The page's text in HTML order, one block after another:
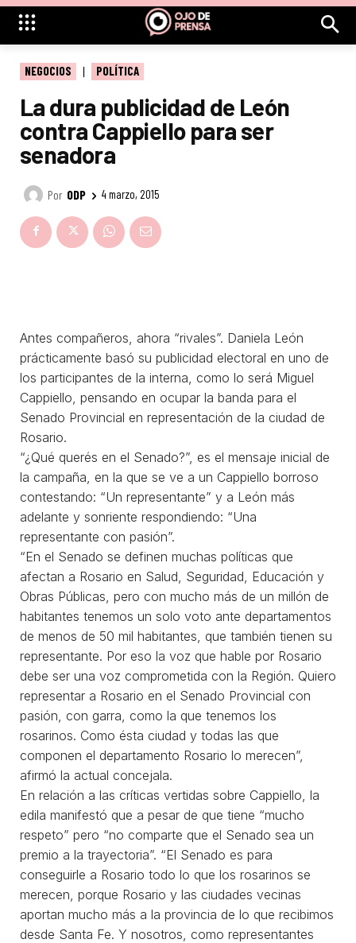
NEGOCIOS POLÍTICA
La dura publicidad de León
contra Cappiello para ser
senadora
Por ODP 4 marzo, 2015
Antes compañeros, ahora “rivales”. Daniela León
prácticamente basó su publicidad electoral en uno de
los participantes de la interna, como lo será Miguel
Cappiello, pensando en ocupar la banda para el
Senado Provincial en representación de la ciudad de
Rosario.
“¿Qué querés en el Senado?”, es el mensaje inicial de
la campaña, en la que se ve a un Cappiello borroso
contestando: “Un representante” y a León más
adelante y sonriente respondiendo: “Una
representante con pasión”.
“En el Senado se definen muchas políticas que
afectan a Rosario en Salud, Seguridad, Educación y
Obras Públicas, pero con mucho más de un millón de
habitantes tenemos un solo voto ante departamentos
de menos de 50 mil habitantes, que también tienen su
representante. Por eso la voz que hable por Rosario
debe ser una voz comprometida con la Región. Quiero
representar a Rosario en el Senado Provincial con
pasión, con garra, como la que tenemos los
rosarinos. Como ésta ciudad y todas las que
componen el departamento Rosario lo merecen”,
afirmó la actual concejala.
En relación a las críticas vertidas sobre Cappiello, la
edila manifestó que a pesar de que tiene “mucho
respeto” pero “no comparte que el Senado sea un
premio a la trayectoria”. “El Senado es para
conseguirle a Rosario todo lo que los rosarinos se
merecen, porque Rosario y las ciudades vecinas
aportan mucho más a la provincia de lo que recibimos
desde Santa Fe. Y nosotros, como representantes